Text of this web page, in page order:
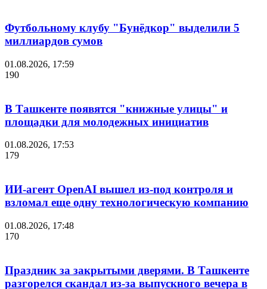
Футбольному клубу "Бунёдкор" выделили 5
миллиардов сумов
01.08.2026, 17:59
190
В Ташкенте появятся "книжные улицы" и
площадки для молодежных инициатив
01.08.2026, 17:53
179
ИИ-агент OpenAI вышел из-под контроля и
взломал еще одну технологическую компанию
01.08.2026, 17:48
170
Праздник за закрытыми дверями. В Ташкенте
разгорелся скандал из-за выпускного вечера в